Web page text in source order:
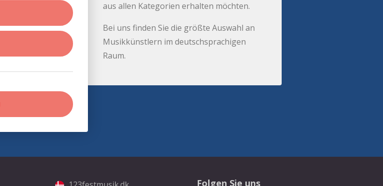
aus allen Kategorien erhalten möchten.
Bei uns finden Sie die größte Auswahl an
Musikkünstlern im deutschsprachigen
Raum.
Folgen Sie uns